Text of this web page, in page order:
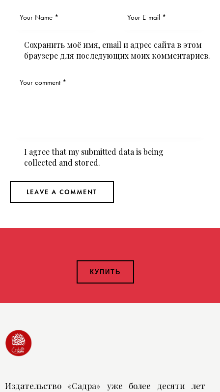
Сохранить моё имя, email и адрес сайта в этом
браузере для последующих моих комментариев.
I agree that my submitted data is being
collected and stored.
КУПИТЬ
Издательство «Садра» уже более десяти лет